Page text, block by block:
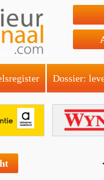
Dossier: